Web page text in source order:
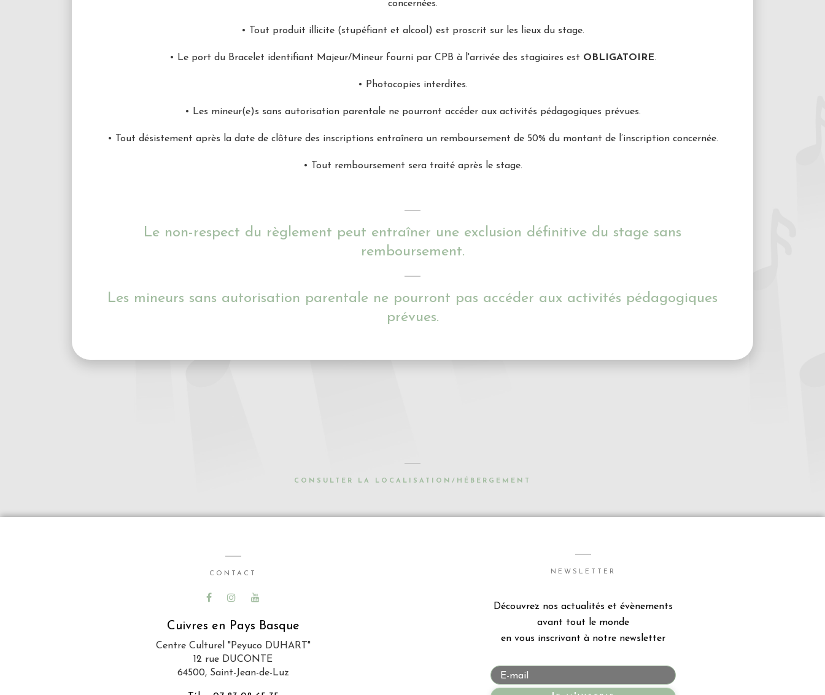
concernées.
• Tout produit illicite (stupéfiant et alcool) est proscrit sur les lieux du stage.
• Le port du Bracelet identifiant Majeur/Mineur fourni par CPB à l'arrivée des stagiaires est OBLIGATOIRE.
• Photocopies interdites.
• Les mineur(e)s sans autorisation parentale ne pourront accéder aux activités pédagogiques prévues.
• Tout désistement après la date de clôture des inscriptions entraînera un remboursement de 50% du montant de l’inscription concernée.
• Tout remboursement sera traité après le stage.
Le non-respect du règlement peut entraîner une exclusion définitive du stage sans
remboursement.
Les mineurs sans autorisation parentale ne pourront pas accéder aux activités pédagogiques
prévues.
CONSULTER LA LOCALISATION/HÉBERGEMENT
CONTACT
Cuivres en Pays Basque
Centre Culturel "Peyuco DUHART"
12 rue DUCONTE
64500, Saint-Jean-de-Luz
NEWSLETTER
Découvrez nos actualités et évènements
avant tout le monde
en vous inscrivant à notre newsletter